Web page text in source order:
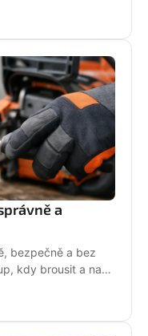
a
bezpečně a bez
kdy brousit a na